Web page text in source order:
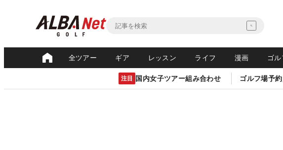
全ツアー ギア レッスン ライフ 漫画 ゴ
注目 国内女子ツアー組み合わせ ゴルフ場予